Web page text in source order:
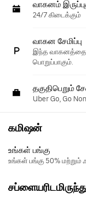
வாகனம்
24/7 கிடைக்கும்
வாகன சேமிப்பு
இந்த வாகனத்தை
பொறுப்பாகும்.
தகுதிபெறும்
Uber Go, Go
கமிஷன்
உங்கள் பங்கு
உங்கள் பங்கு 50% மற்றும்